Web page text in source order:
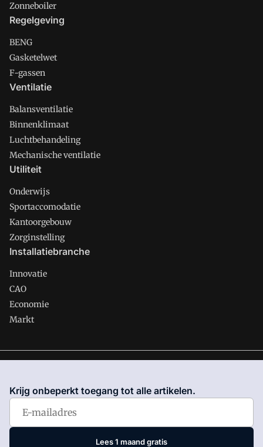
Zonneboiler
Regelgeving
BENG
Gasketelwet
F-gassen
Ventilatie
Balansventilatie
Binnenklimaat
Luchtbehandeling
Mechanische ventilatie
Utiliteit
Onderwijs
Sportaccomodatie
Kantoorgebouw
Zorginstelling
Installatiebranche
Innovatie
CAO
Economie
Markt
waar VMN media voor staat. Op gebruik van deze site zijn de
volgende regelingen van toepassing:Algemene Voorwaarden
Privacy en Cookie beleid
Krijg onbeperkt toegang tot alle artikelen.
Lees 1 maand gratis